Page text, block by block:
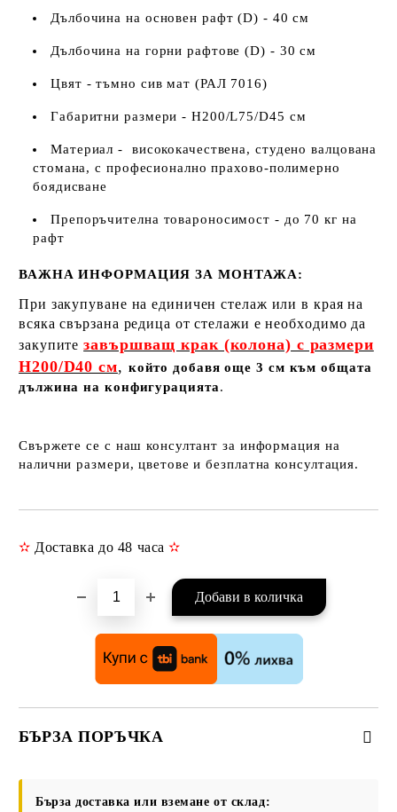
Дълбочина на основен рафт (D) - 40 см
Дълбочина на горни рафтове (D) - 30 см
Цвят - тъмно сив мат (РАЛ 7016)
Габаритни размери - H200/L75/D45 см
Материал - висококачествена, студено валцована
стомана, с професионално прахово-полимерно
боядисване
Препоръчителна товароносимост - до 70 кг на
рафт
ВАЖНА ИНФОРМАЦИЯ ЗА МОНТАЖА:
При закупуване на единичен стелаж или в края на
всяка свързана редица от стелажи е необходимо да
закупитезавършващ крак (колона) с размери
H200/D40 см, който добавя още 3 см към общата
дължина на конфигурацията.
Свържете се с наш консултант за информация на
налични размери, цветове и безплатна консултация.
✫ Доставка до 48 часа✫
БЪРЗА ПОРЪЧКА
Бърза доставка или вземане от склад: